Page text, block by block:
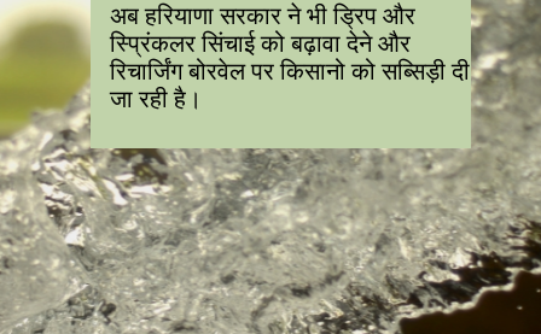
अब हरियाणा सरकार ने भी ड्रिप और
स्प्रिंकलर सिंचाई को बढ़ावा देने और
रिचार्जिंग बोरवेल पर किसानो को सब्सिड़ी दी
जा रही है।